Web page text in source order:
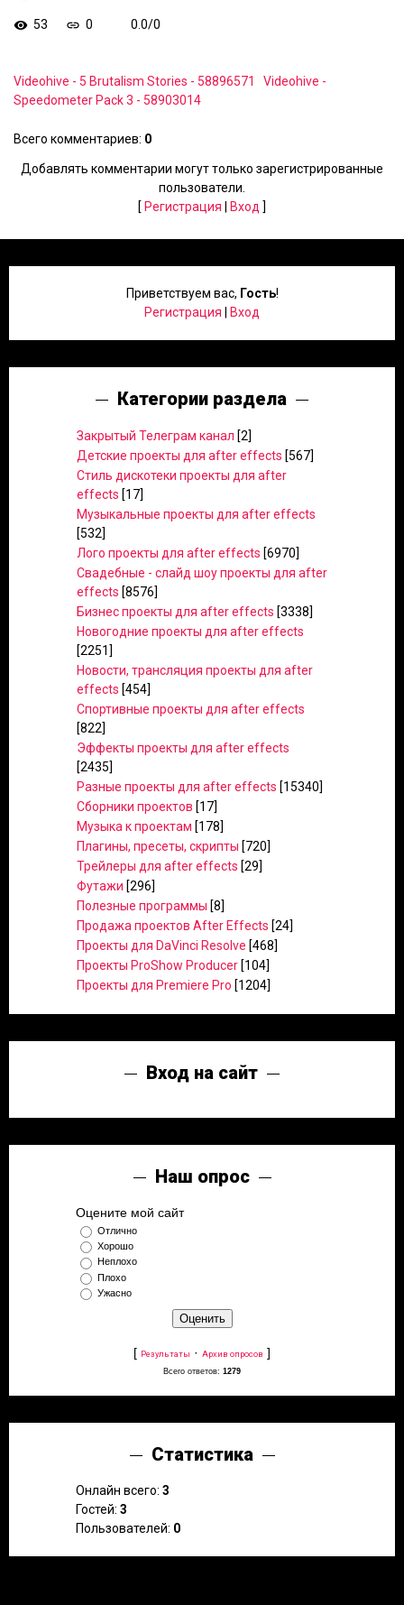
53
0 0.0/0
Videohive - 5 Brutalism Stories - 58896571
Videohive -
Speedometer Pack 3 - 58903014
Всего комментариев: 0
Добавлять комментарии могут только зарегистрированные
пользователи.
[ Регистрация Вход ]
Приветствуем вас, Гость!
Регистрация
Вход
Категории раздела
Закрытый Телеграм канал [2]
Детские проекты для after effects [567]
Стиль дискотеки проекты для after
effects [17]
Музыкальные проекты для after effects
[532]
Лого проекты для after effects [6970]
Свадебные - слайд шоу проекты для after
effects [8576]
Бизнес проекты для after effects [3338]
Новогодние проекты для after effects
[2251]
Новости, трансляция проекты для after
effects [454]
Спортивные проекты для after effects
[822]
Эффекты проекты для after effects
[2435]
Разные проекты для after effects [15340]
Сборники проектов [17]
Музыка к проектам [178]
Плагины, пресеты, скрипты [720]
Трейлеры для after effects [29]
Футажи [296]
Полезные программы [8]
Продажа проектов After Effects [24]
Проекты для DaVinci Resolve [468]
Проекты ProShow Producer [104]
Проекты для Premiere Pro [1204]
Вход на сайт
Наш опрос
Оцените мой сайт
Отлично
Хорошо
Неплохо
Плохо
Ужасно
[ Результаты · Архив опросов ]
Всего ответов: 1279
Статистика
Онлайн всего: 3
Гостей: 3
Пользователей: 0